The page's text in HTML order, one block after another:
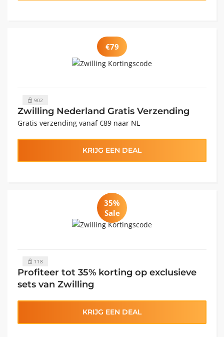
€79
902
Zwilling Nederland Gratis Verzending
Gratis verzending vanaf €89 naar NL
KRIJG EEN DEAL
35%
Sale
118
Profiteer tot 35% korting op exclusieve
sets van Zwilling
KRIJG EEN DEAL